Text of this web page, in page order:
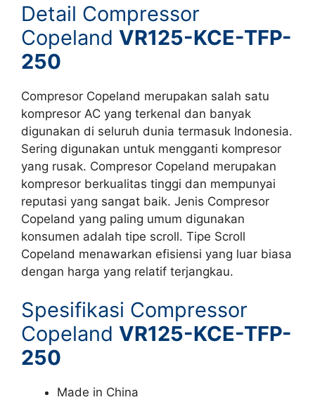
Detail Compressor
Copeland VR125-KCE-TFP-
250
Compresor Copeland merupakan salah satu
kompresor AC yang terkenal dan banyak
digunakan di seluruh dunia termasuk Indonesia.
Sering digunakan untuk mengganti kompresor
yang rusak. Compresor Copeland merupakan
kompresor berkualitas tinggi dan mempunyai
reputasi yang sangat baik. Jenis Compresor
Copeland yang paling umum digunakan
konsumen adalah tipe scroll. Tipe Scroll
Copeland menawarkan efisiensi yang luar biasa
dengan harga yang relatif terjangkau.
Spesifikasi Compressor
Copeland VR125-KCE-TFP-
250
Made in China